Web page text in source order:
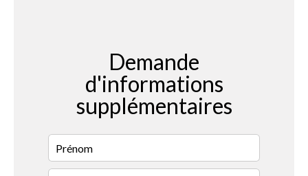
Demande
d'informations
supplémentaires